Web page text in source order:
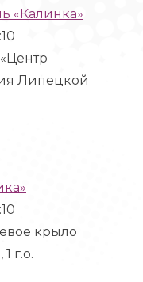
«Калинка»
Липецкой
крыло
г.о.